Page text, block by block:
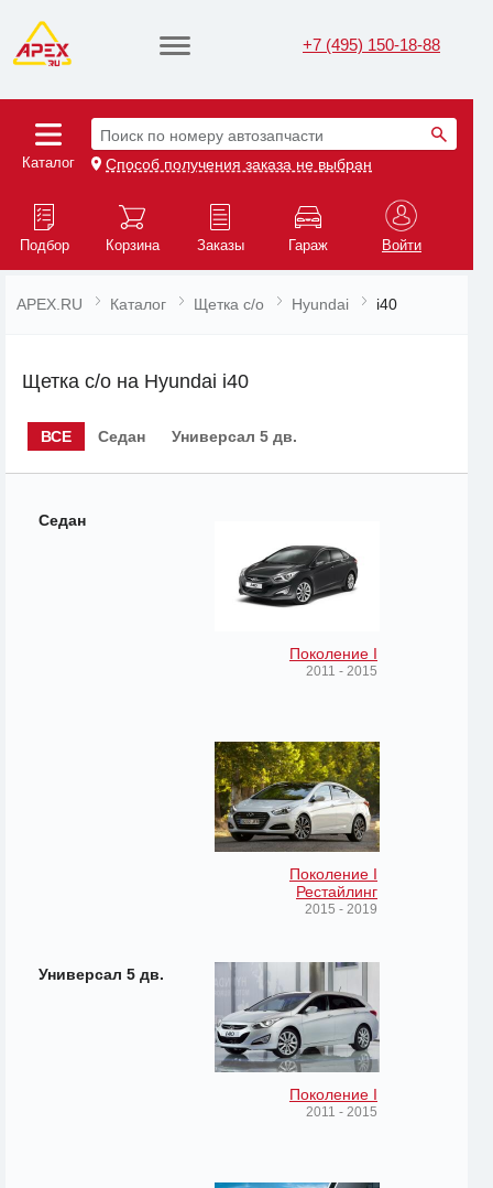
+7 (495) 150-18-88
Каталог
Поиск по номеру автозапчасти
Способ получения заказа не выбран
Подбор Корзина Заказы Гараж Войти
APEX.RU Каталог Щетка с/о Hyundai i40
Щетка с/о на Hyundai i40
ВСЕ Седан Универсал 5 дв.
Седан
Поколение I
2011 - 2015
Поколение I
Рестайлинг
2015 - 2019
Универсал 5 дв.
Поколение I
2011 - 2015